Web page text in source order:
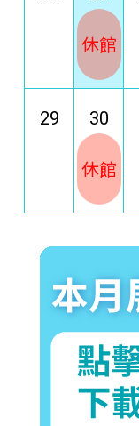
休館
29 30
休館